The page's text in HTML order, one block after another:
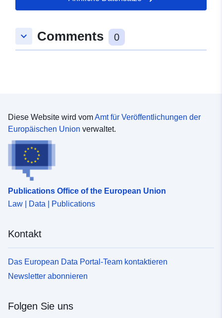
52.362381 ], [ 10.8905442,
52.3598747 ], [ 10.8873023,
52.3598747 ], [ 10.8873023,
uriRef:
keyboard_arrow_down Comments 0
Diese Website wird vomAmt für Veröffentlichungen der
Europäischen Union verwaltet.
Publications Office of the European Union
Law | Data | Publications
Kontakt
Das European Data Portal-Team kontaktieren
Newsletter abonnieren
Folgen Sie uns